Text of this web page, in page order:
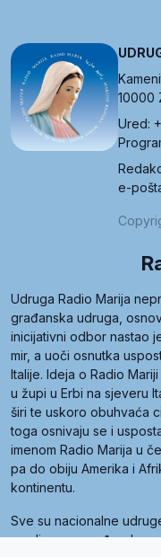
10000
Ured:
e-
Udruga Radio Marija
građanska udruga,
inicijativni odbor nastao
mir, a uoči osnutka
Italije. Ideja o Radio
u župi u Erbi na sjeveru
širi te uskoro obuhvaća
toga osnivaju se i
imenom Radio Marija u
pa do obiju Amerika i
kontinentu.
Sve su nacionalne
zemljama, a